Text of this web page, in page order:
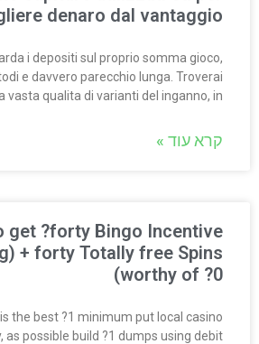
denaro dal vantaggio
i depositi sul proprio somma gioco,
e davvero parecchio lunga. Troverai
vasta qualita di varianti del inganno, in
קרא עוד »
get ?forty Bingo Incentive
+ forty Totally free Spins
(worthy of ?0
is the best ?1 minimum put local casino
as possible build ?1 dumps using debit